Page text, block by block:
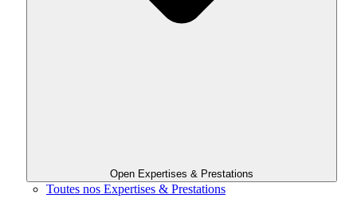
Open Expertises & Prestations
Toutes nos Expertises & Prestations